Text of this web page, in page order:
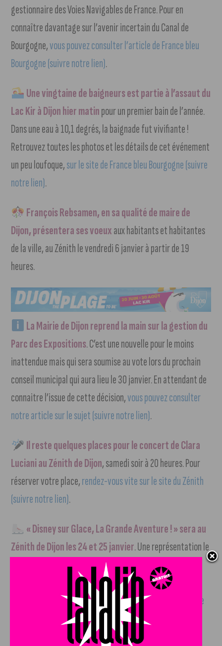
gestionnaire des Voies Navigables de France. Pour en
connaître davantage sur l’avenir incertain du Canal de
Bourgogne,vous pouvez consulter l’article de France bleu
Bourgogne (suivre notre lien).
Une vingtaine de baigneurs est partie à l’assaut du
Lac Kir à Dijon hier matinpour un premier bain de l’année.
Dans une eau à 10,1 degrés, la baignade fut vivifiante !
Retrouvez toutes les photos et les détails de cet événement
un peu loufoque,sur le site de France bleu Bourgogne (suivre
notre lien).
François Rebsamen, en sa qualité de maire de
Dijon, présentera ses voeuxaux habitants et habitantes
de la ville, au Zénith le vendredi 6 janvier à partir de 19
heures.
La Mairie de Dijon reprend la main sur la gestion du
Parc des Expositions. C’est une nouvelle pour le moins
inattendue mais qui sera soumise au vote lors du prochain
conseil municipal qui aura lieu le 30 janvier. En attendant de
connaitre l’issue de cette décision,vous pouvez consulter
notre article sur le sujet (suivre notre lien).
Il reste quelques places pour le concert de Clara
Luciani au Zénith de Dijon, samedi soir à 20 heures. Pour
réserver votre place,rendez-vous vite sur le site du Zénith
(suivre notre lien).
« Disney sur Glace, La Grande Aventure ! » sera au
Zénith de Dijon les 24 et 25 janvier. Une représentation le
24 au soir et deux pour le 25 dans l’après-midi. Venez vivre
les aventures de Coco, Vaiana, Aladdin ou encore La Petite
en réservant votre place sur le site du Zénith (suivre